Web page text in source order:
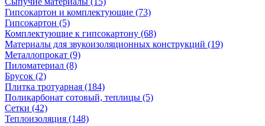
Гипсокартон и комплектующие (73)
Гипсокартон (5)
Комплектующие к гипсокартону (68)
Материалы для звукоизоляционных конструкций (19)
Металлопрокат (9)
Пиломатериал (8)
Брусок (2)
Плитка тротуарная (184)
Поликарбонат сотовый, теплицы (5)
Сетки (42)
Теплоизоляция (148)